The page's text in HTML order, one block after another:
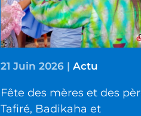
21 Juin 2026| Actu
Fête des mères et des
Tafiré, Badikaha et